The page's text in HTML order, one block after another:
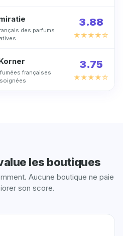
des parfums
3.88
★★★★☆
françaises
3.75
★★★★☆
les boutiques
Aucune boutique ne paie
son score.